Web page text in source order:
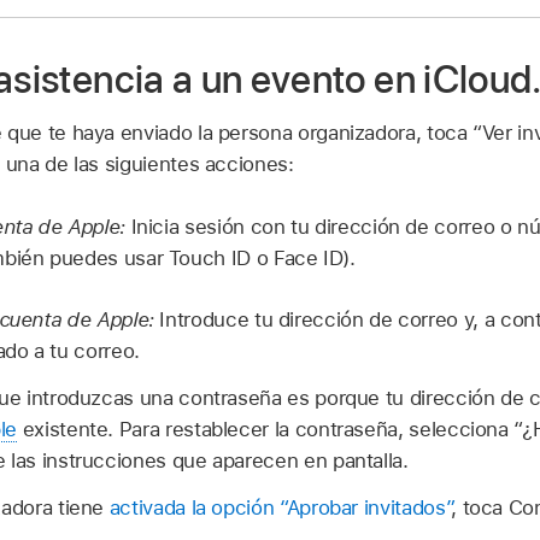
a un evento en
te haya enviado la persona organizadora, toca “Ver
de las siguientes acciones:
de Apple:Inicia sesión con tu dirección de correo o
puedes usar Touch ID o Face ID).
de Apple: Introduce tu dirección de correo y, a
a tu correo.
introduzcas una contraseña es porque tu dirección de
existente. Para restablecer la contraseña, selecciona
las instrucciones que aparecen en pantalla.
tiene activada la opción “Aprobar invitados”, toca